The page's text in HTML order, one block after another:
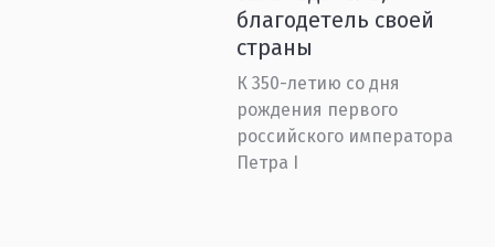
благодетель своей
страны
К 350-летию со дня
рождения первого
российского императора
Петра I